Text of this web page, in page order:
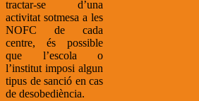
tractar-se d’una
activitat sotmesa a les
NOFC de cada
centre, és possible
que l’escola o
l’institut imposi algun
tipus de sanció en cas
de desobediència.